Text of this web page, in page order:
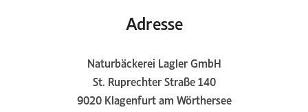
Adresse
Naturbäckerei Lagler GmbH
St. Ruprechter Straße 140
9020 Klagenfurt am Wörthersee